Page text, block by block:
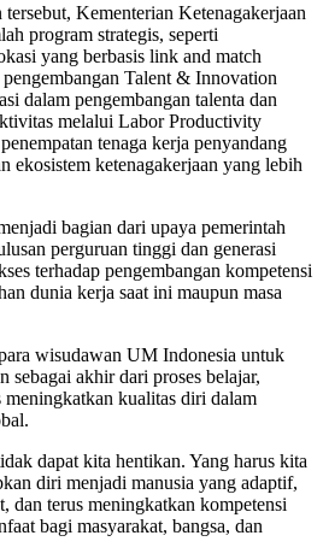
Kementerian Ketenagakerjaan
program strategis, seperti
yang berbasis link and match
Talent & Innovation
dalam pengembangan talenta dan
melalui Labor Productivity
tenaga kerja penyandang
ekosistem ketenagakerjaan yang lebih
bagian dari upaya pemerintah
perguruan tinggi dan generasi
terhadap pengembangan kompetensi
dunia kerja saat ini maupun masa
wisudawan UM Indonesia untuk
sebagai akhir dari proses belajar,
kualitas diri dalam
dapat kita hentikan. Yang harus kita
diri menjadi manusia yang adaptif,
dan terus meningkatkan kompetensi
bagi masyarakat, bangsa, dan